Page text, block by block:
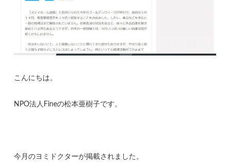
こんにちは。
NPO法人Fineの松本亜樹子です。
今月のヨミドクターが掲載されました。